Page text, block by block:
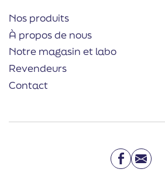
Nos produits
À propos de nous
Notre magasin et labo
Revendeurs
Contact
Facebook
Email